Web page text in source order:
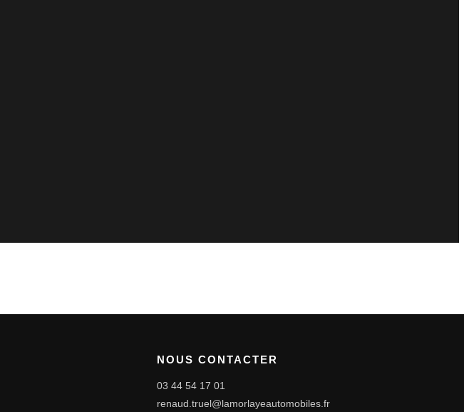
NOUS CONTACTER
03 44 54 17 01
renaud.truel@lamorlayeautomobiles.fr